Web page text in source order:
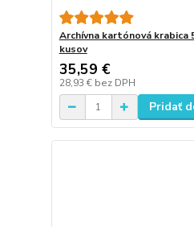
Archívna kartónová krabica
kusov
35,59 €
28,93 € bez DPH
Pridať